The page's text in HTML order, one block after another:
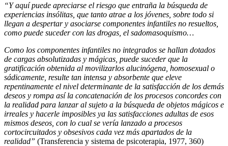
“Y aquí puede apreciarse el riesgo que entraña la búsqueda de
experiencias insólitas, que tanto atrae a los jóvenes, sobre todo si
llegan a despertar y asociarse componentes infantiles no resueltos,
como puede suceder con las drogas, el sadomasoquismo…
Como los componentes infantiles no integrados se hallan dotados
de cargas absolutizadas y mágicas, puede suceder que la
gratificación obtenida al movilizarlos alucinógena, homosexual o
sádicamente, resulte tan intensa y absorbente que eleve
repentinamente el nivel determinante de la satisfacción de los demás
deseos y rompa así la concatenación de los procesos concordes con
la realidad para lanzar al sujeto a la búsqueda de objetos mágicos e
irreales y hacerle imposibles ya las satisfacciones adultas de esos
mismos deseos, con lo cual se vería lanzado a procesos
cortocircuitados y obsesivos cada vez más apartados de la
realidad” (Transferencia y sistema de psicoterapia, 1977, 360)